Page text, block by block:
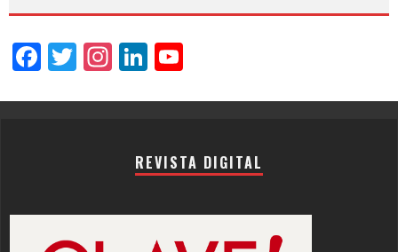
Facebook
Twitter
Instagram
LinkedIn
REVISTA DIGITAL